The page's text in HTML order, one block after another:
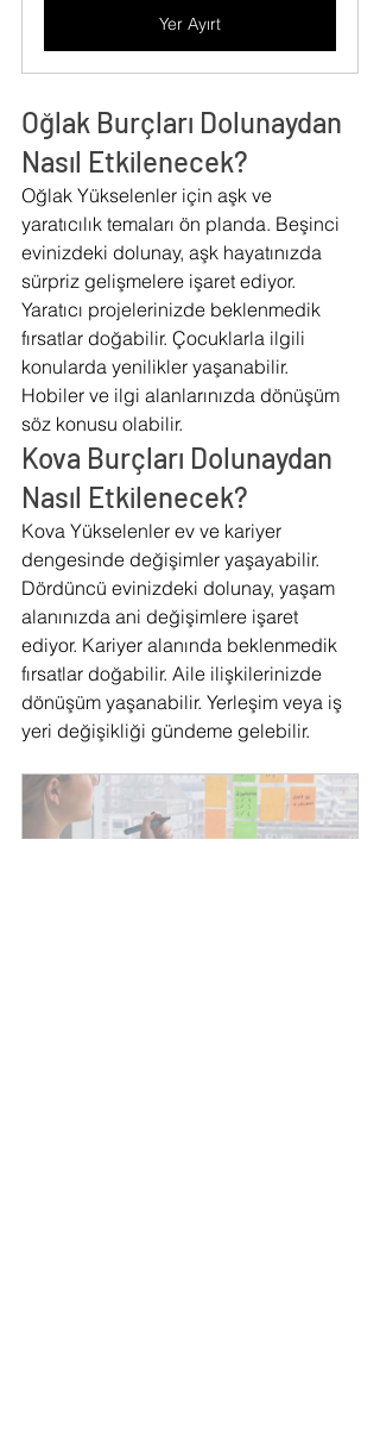
Yer Ayırt
Oğlak Burçları Dolunaydan
Nasıl Etkilenecek?
Oğlak Yükselenler için aşk ve
yaratıcılık temaları ön planda. Beşinci
evinizdeki dolunay, aşk hayatınızda
sürpriz gelişmelere işaret ediyor.
Yaratıcı projelerinizde beklenmedik
fırsatlar doğabilir. Çocuklarla ilgili
konularda yenilikler yaşanabilir.
Hobiler ve ilgi alanlarınızda dönüşüm
söz konusu olabilir.
Kova Burçları Dolunaydan
Nasıl Etkilenecek?
Kova Yükselenler ev ve kariyer
dengesinde değişimler yaşayabilir.
Dördüncü evinizdeki dolunay, yaşam
alanınızda ani değişimlere işaret
ediyor. Kariyer alanında beklenmedik
fırsatlar doğabilir. Aile ilişkilerinizde
dönüşüm yaşanabilir. Yerleşim veya iş
yeri değişikliği gündeme gelebilir.